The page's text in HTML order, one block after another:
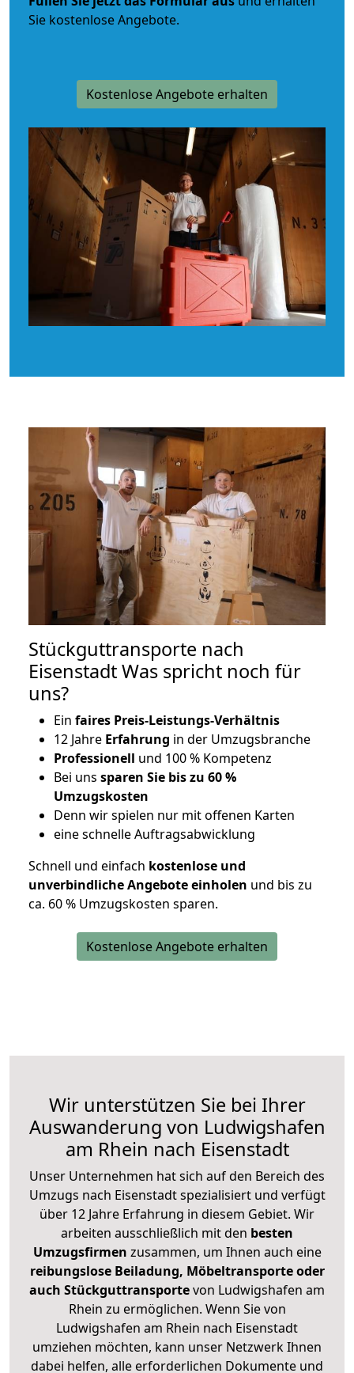
Sie kostenlose Angebote.
Kostenlose Angebote erhalten
Stückguttransporte nach
Eisenstadt Was spricht noch für
uns?
Ein faires Preis-Leistungs-Verhältnis
12 Jahre Erfahrung in der Umzugsbranche
Professionell und 100 % Kompetenz
Bei uns sparen Sie bis zu 60 %
Umzugskosten
Denn wir spielen nur mit offenen Karten
eine schnelle Auftragsabwicklung
Schnell und einfach kostenlose und
unverbindliche Angebote einholen und bis zu
ca. 60 % Umzugskosten sparen.
Kostenlose Angebote erhalten
Wir unterstützen Sie bei Ihrer
Auswanderung von Ludwigshafen
am Rhein nach Eisenstadt
Unser Unternehmen hat sich auf den Bereich des
Umzugs nach Eisenstadt spezialisiert und verfügt
über 12 Jahre Erfahrung in diesem Gebiet. Wir
arbeiten ausschließlich mit den besten
Umzugsfirmen zusammen, um Ihnen auch eine
reibungslose Beiladung, Möbeltransporte oder
auch Stückguttransportevon Ludwigshafen am
Rhein zu ermöglichen. Wenn Sie von
Ludwigshafen am Rhein nach Eisenstadt
umziehen möchten, kann unser Netzwerk Ihnen
dabei helfen, alle erforderlichen Dokumente und